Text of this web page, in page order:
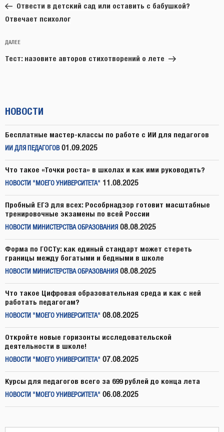
записям
запись:
Отвести в детский сад или оставить с бабушкой?
Отвечает психолог
Следующая
запись
ДАЛЕЕ
Тест: назовите авторов стихотворений о лете
НОВОСТИ
Бесплатные мастер-классы по работе с ИИ для педагогов
ИИ ДЛЯ ПЕДАГОГОВ 01.09.2025
Что такое «Точки роста» в школах и как ими руководить?
НОВОСТИ "МОЕГО УНИВЕРСИТЕТА" 11.08.2025
Пробный ЕГЭ для всех: Рособрнадзор готовит масштабные
тренировочные экзамены по всей России
НОВОСТИ МИНИСТЕРСТВА ОБРАЗОВАНИЯ 08.08.2025
Форма по ГОСТу: как единый стандарт может стереть
границы между богатыми и бедными в школе
НОВОСТИ МИНИСТЕРСТВА ОБРАЗОВАНИЯ 08.08.2025
Что такое Цифровая образовательная среда и как с ней
работать педагогам?
НОВОСТИ "МОЕГО УНИВЕРСИТЕТА" 08.08.2025
Откройте новые горизонты исследовательской
деятельности в школе!
НОВОСТИ "МОЕГО УНИВЕРСИТЕТА" 07.08.2025
Курсы для педагогов всего за 699 рублей до конца лета
НОВОСТИ "МОЕГО УНИВЕРСИТЕТА" 06.08.2025